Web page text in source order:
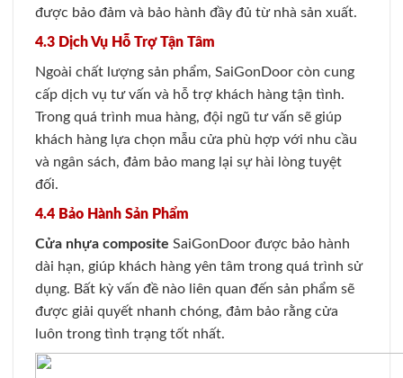
được bảo đảm và bảo hành đầy đủ từ nhà sản xuất.
4.3 Dịch Vụ Hỗ Trợ Tận Tâm
Ngoài chất lượng sản phẩm, SaiGonDoor còn cung
cấp dịch vụ tư vấn và hỗ trợ khách hàng tận tình.
Trong quá trình mua hàng, đội ngũ tư vấn sẽ giúp
khách hàng lựa chọn mẫu cửa phù hợp với nhu cầu
và ngân sách, đảm bảo mang lại sự hài lòng tuyệt
đối.
4.4 Bảo Hành Sản Phẩm
Cửa nhựa composite SaiGonDoor được bảo hành
dài hạn, giúp khách hàng yên tâm trong quá trình sử
dụng. Bất kỳ vấn đề nào liên quan đến sản phẩm sẽ
được giải quyết nhanh chóng, đảm bảo rằng cửa
luôn trong tình trạng tốt nhất.